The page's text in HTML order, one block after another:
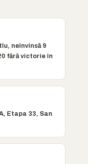
neînvinsă 9
fără victorie în
Etapa 33, San